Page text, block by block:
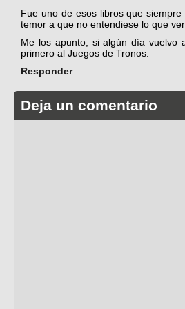
Fue uno de esos libros que
temor a que no entendiese lo que
Me los apunto, si algún día vuelvo
primero al Juegos de Tronos.
Responder
Deja un comentario